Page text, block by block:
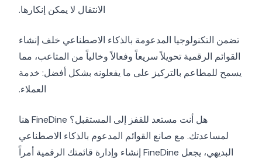
الانتقال لا يمكن إنكارها.
تضمن التكنولوجيا المدعومة بالذكاء الاصطناعي خلف إنشاء
القوائم الرقمية تحويلاً سريعاً وفعالاً وخالياً من المتاعب، مما
يسمح للمطاعم بالتركيز على ما يفعلونه بشكل أفضل: خدمة
العملاء.
هل أنت مستعد للقفز إلى المستقبل؟ FineDine هنا
لمساعدتك. مع صانع القوائم المدعوم بالذكاء الاصطناعي
البديهي، يجعل FineDine إنشاء وإدارة قائمتك الرقمية أمراً